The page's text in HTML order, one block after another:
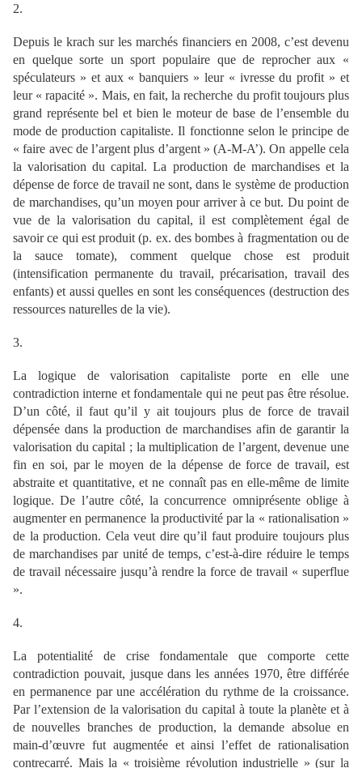
2.
Depuis le krach sur les marchés financiers en 2008, c’est devenu
en quelque sorte un sport populaire que de reprocher aux «
spéculateurs » et aux « banquiers » leur « ivresse du profit » et
leur « rapacité ». Mais, en fait, la recherche du profit toujours plus
grand représente bel et bien le moteur de base de l’ensemble du
mode de production capitaliste. Il fonctionne selon le principe de
« faire avec de l’argent plus d’argent » (A-M-A’). On appelle cela
la valorisation du capital. La production de marchandises et la
dépense de force de travail ne sont, dans le système de production
de marchandises, qu’un moyen pour arriver à ce but. Du point de
vue de la valorisation du capital, il est complètement égal de
savoir ce qui est produit (p. ex. des bombes à fragmentation ou de
la sauce tomate), comment quelque chose est produit
(intensification permanente du travail, précarisation, travail des
enfants) et aussi quelles en sont les conséquences (destruction des
ressources naturelles de la vie).
3.
La logique de valorisation capitaliste porte en elle une
contradiction interne et fondamentale qui ne peut pas être résolue.
D’un côté, il faut qu’il y ait toujours plus de force de travail
dépensée dans la production de marchandises afin de garantir la
valorisation du capital ; la multiplication de l’argent, devenue une
fin en soi, par le moyen de la dépense de force de travail, est
abstraite et quantitative, et ne connaît pas en elle-même de limite
logique. De l’autre côté, la concurrence omniprésente oblige à
augmenter en permanence la productivité par la « rationalisation »
de la production. Cela veut dire qu’il faut produire toujours plus
de marchandises par unité de temps, c’est-à-dire réduire le temps
de travail nécessaire jusqu’à rendre la force de travail « superflue
».
4.
La potentialité de crise fondamentale que comporte cette
contradiction pouvait, jusque dans les années 1970, être différée
en permanence par une accélération du rythme de la croissance.
Par l’extension de la valorisation du capital à toute la planète et à
de nouvelles branches de production, la demande absolue en
main-d’œuvre fut augmentée et ainsi l’effet de rationalisation
contrecarré. Mais la « troisième révolution industrielle » (sur la